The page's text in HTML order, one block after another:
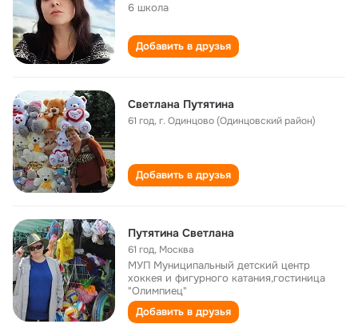
6 школа
Добавить в друзья
Светлана Путятина
61 год,г. Одинцово (Одинцовский район)
Добавить в друзья
Путятина Светлана
61 год, Москва
МУП Муниципальный детский центр
хоккея и фигурного катания,гостиница
"Олимпиец"
Добавить в друзья